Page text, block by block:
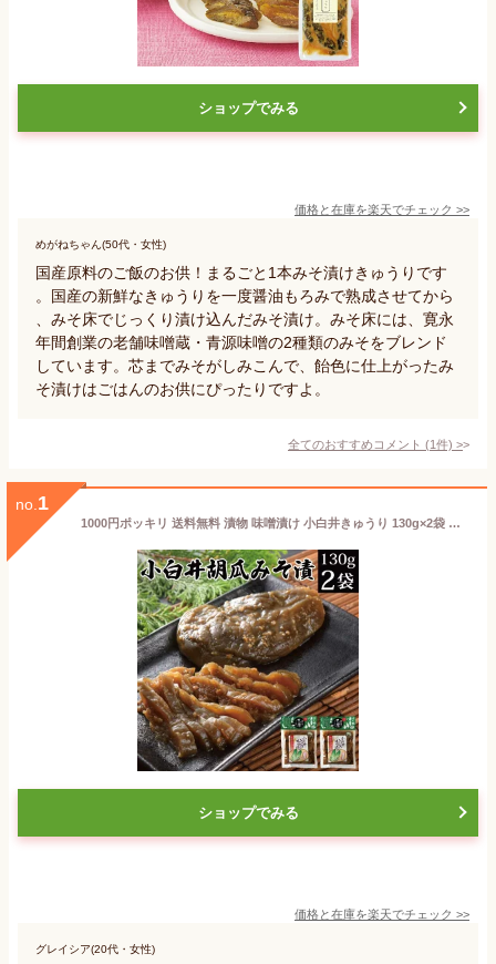
ショップでみる
価格と在庫を楽天でチェック >>
めがねちゃん(50代・女性)
国産原料のご飯のお供！まるごと1本みそ漬けきゅうりです
。国産の新鮮なきゅうりを一度醤油もろみで熟成させてから
、みそ床でじっくり漬け込んだみそ漬け。みそ床には、寛永
年間創業の老舗味噌蔵・青源味噌の2種類のみそをブレンド
しています。芯までみそがしみこんで、飴色に仕上がったみ
そ漬けはごはんのお供にぴったりですよ。
全てのおすすめコメント (1件) >
no. 1
1000円ポッキリ 送料無料 漬物 味噌漬け 小白井きゅうり 130g×2袋 いわき名産 胡瓜 キュウリ 漬物 みそづけ おつけもの 味噌漬 訳あり お試し 食品 発酵食品 買い回り ポイント消化 ご飯のお供 ご飯の友 常温 保存 惣菜 メール便 福島 KM FP
ショップでみる
価格と在庫を楽天でチェック >>
グレイシア(20代・女性)